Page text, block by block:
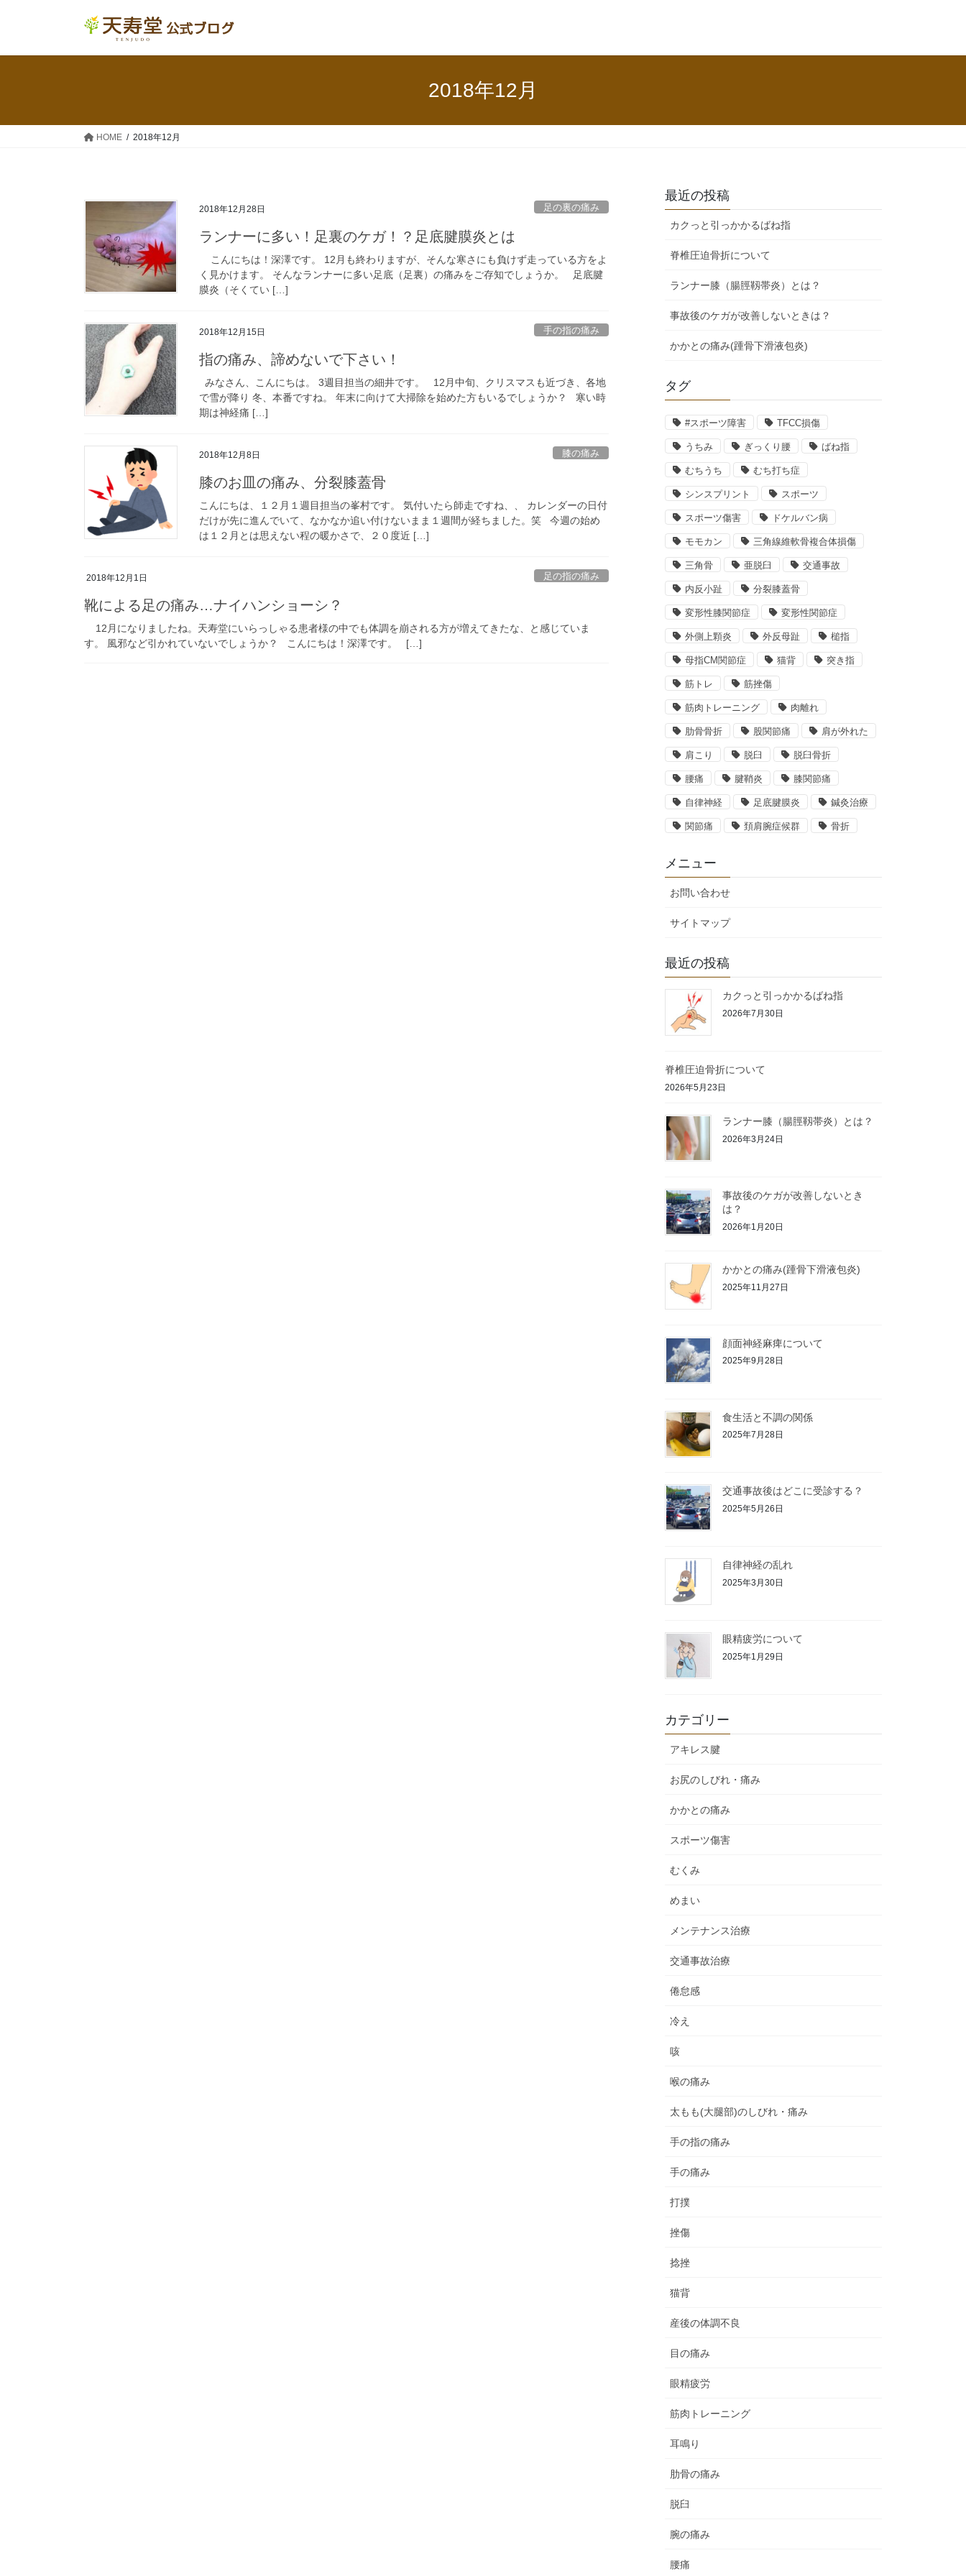
ン
キ
ー
に
2018年12月
HOME 2018年12月
2018年12月28日 足の裏の痛み
ランナーに多い！足裏のケガ！？足底腱膜炎とは
こんにちは！深澤です。 12月も終わりますが、そんな寒さにも負けず走っている方をよ
く見かけます。 そんなランナーに多い足底（足裏）の痛みをご存知でしょうか。 足底腱
膜炎（そくてい […]
2018年12月15日 手の指の痛み
指の痛み、諦めないで下さい！
みなさん、こんにちは。 3週目担当の細井です。 12月中旬、クリスマスも近づき、各地
で雪が降り 冬、本番ですね。 年末に向けて大掃除を始めた方もいるでしょうか？ 寒い時
期は神経痛 […]
2018年12月8日 膝の痛み
膝のお皿の痛み、分裂膝蓋骨
こんにちは、１２月１週目担当の峯村です。 気付いたら師走ですね、、 カレンダーの日付
だけが先に進んでいて、なかなか追い付けないまま１週間が経ちました。笑 今週の始め
は１２月とは思えない程の暖かさで、２０度近 […]
2018年12月1日 足の指の痛み
靴による足の痛み…ナイハンショーシ？
12月になりましたね。天寿堂にいらっしゃる患者様の中でも体調を崩される方が増えてきたな、と感じていま
す。 風邪など引かれていないでしょうか？ こんにちは！深澤です。 […]
最近の投稿
カクっと引っかかるばね指
脊椎圧迫骨折について
ランナー膝（腸脛靱帯炎）とは？
事故後のケガが改善しないときは？
かかとの痛み(踵骨下滑液包炎)
タグ
#スポーツ障害 TFCC損傷
うちみ ぎっくり腰 ばね指
むちうち むち打ち症
シンスプリント スポーツ
スポーツ傷害 ドケルバン病
モモカン 三角線維軟骨複合体損傷
三角骨 亜脱臼 交通事故
内反小趾 分裂膝蓋骨
変形性膝関節症 変形性関節症
外側上顆炎 外反母趾 槌指
母指CM関節症 猫背 突き指
筋トレ 筋挫傷
筋肉トレーニング 肉離れ
肋骨骨折 股関節痛 肩が外れた
肩こり 脱臼 脱臼骨折
腰痛 腱鞘炎 膝関節痛
自律神経 足底腱膜炎 鍼灸治療
関節痛 頚肩腕症候群 骨折
メニュー
お問い合わせ
サイトマップ
最近の投稿
カクっと引っかかるばね指
2026年7月30日
脊椎圧迫骨折について
2026年5月23日
ランナー膝（腸脛靱帯炎）とは？
2026年3月24日
事故後のケガが改善しないとき
は？
2026年1月20日
かかとの痛み(踵骨下滑液包炎)
2025年11月27日
顔面神経麻痺について
2025年9月28日
食生活と不調の関係
2025年7月28日
交通事故後はどこに受診する？
2025年5月26日
自律神経の乱れ
2025年3月30日
眼精疲労について
2025年1月29日
カテゴリー
アキレス腱
お尻のしびれ・痛み
かかとの痛み
スポーツ傷害
むくみ
めまい
メンテナンス治療
交通事故治療
倦怠感
冷え
咳
喉の痛み
太もも(大腿部)のしびれ・痛み
手の指の痛み
手の痛み
打撲
挫傷
捻挫
猫背
産後の体調不良
目の痛み
眼精疲労
筋肉トレーニング
耳鳴り
肋骨の痛み
脱臼
腕の痛み
腰痛